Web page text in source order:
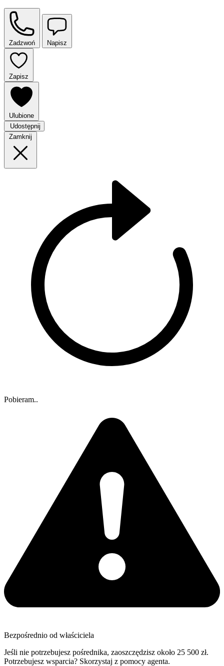
Zadzwoń Napisz
Zapisz
Ulubione
Udostępnij
Zamknij
Pobieram..
Bezpośrednio od właściciela
Jeśli nie potrzebujesz pośrednika, zaoszczędzisz około 25 500 zł.
Potrzebujesz wsparcia? Skorzystaj z pomocy agenta.